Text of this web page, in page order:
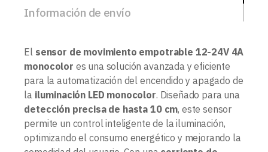
Información de envío
El sensor de movimiento empotrable 12-24V 4A
monocolor es una solución avanzada y eficiente
para la automatización del encendido y apagado de
la iluminación LED monocolor. Diseñado para una
detección precisa de hasta 10 cm, este sensor
permite un control inteligente de la iluminación,
optimizando el consumo energético y mejorando la